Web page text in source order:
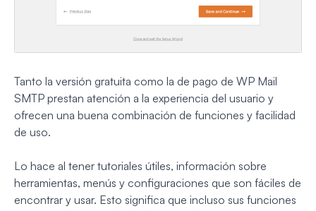
Tanto la versión gratuita como la de pago de WP Mail
SMTP prestan atención a la experiencia del usuario y
ofrecen una buena combinación de funciones y facilidad
de uso.
Lo hace al tener tutoriales útiles, información sobre
herramientas, menús y configuraciones que son fáciles de
encontrar y usar. Esto significa que incluso sus funciones